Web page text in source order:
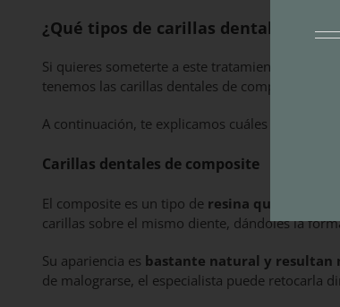
¿Qué tipos de carillas dentales
Si quieres someterte a este tratamiento estético
tenemos las carillas dentales de composite o
A continuación, te explicamos cuáles son las
Carillas dentales de composite
El composite es un tipo de resina que
carillas sobre el mismo diente, dándoles la
Su apariencia es bastante natural y resultan
de malograrse, el especialista puede retocarla